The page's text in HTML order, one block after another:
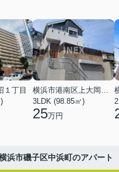
１丁目
横浜市港南区上大岡東２丁目
3LDK (98.85㎡)
25万円
浜市磯子区中浜町のアパート